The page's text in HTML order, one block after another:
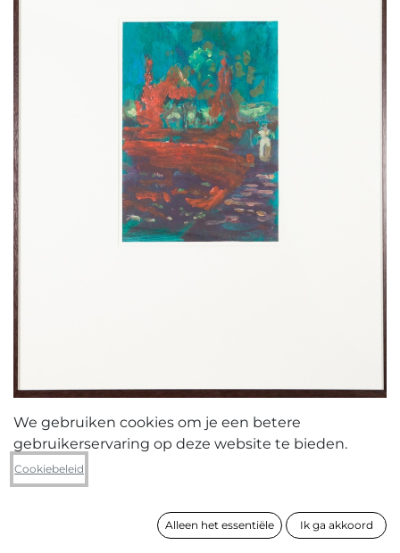
Koen Broucke
Hommage aan Van Gogh (tuin van
We gebruiken cookies om je een betere
gebruikerservaring op deze website te bieden.
Cookiebeleid
Alleen het essentiële Ik ga akkoord